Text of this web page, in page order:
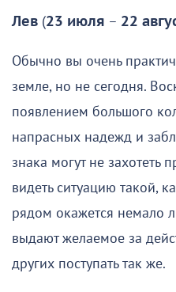
Лев (23 июля – 22
Обычно вы очень
земле, но не сегодня.
появлением большого
напрасных надежд и
знака могут не захотеть
видеть ситуацию такой,
рядом окажется немало
выдают желаемое за
других поступать так же.